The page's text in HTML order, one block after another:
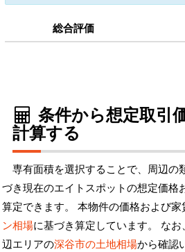
総合評価
条件から想定取引
計算する
専有面積を選択することで、周辺の
づき現在のエイトスポットの想定価格
算定できます。 本物件の価格および家
ン相場に基づき算定しています。 な
辺エリアの深谷市の土地相場から確認